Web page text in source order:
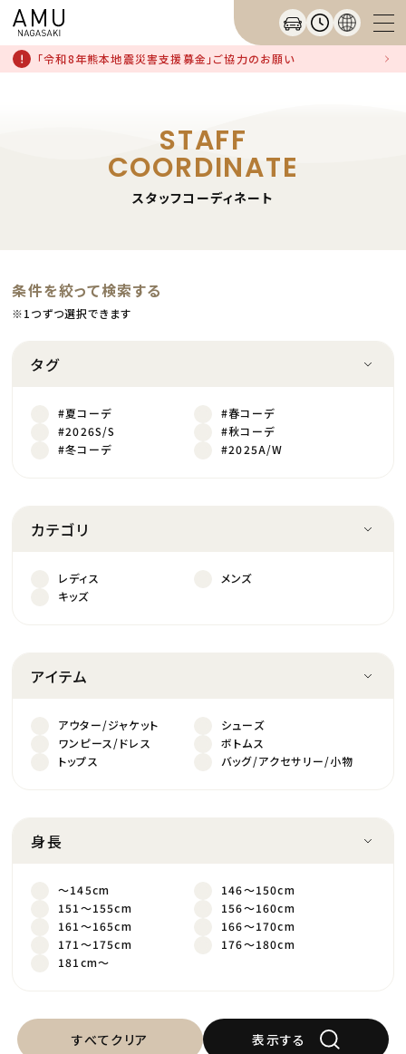
「令和8年熊本地震災害支援募金」ご協力のお願い
STAFF
COORDINATE
スタッフコーディネート
条件を絞って検索する
※1つずつ選択できます
タグ
#夏コーデ
#春コーデ
#2026S/S
#秋コーデ
#冬コーデ
#2025A/W
カテゴリ
レディス
メンズ
キッズ
アイテム
アウター/ジャケット
シューズ
ワンピース/ドレス
ボトムス
トップス
バッグ/アクセサリー/小物
身長
～145cm
146～150cm
151～155cm
156～160cm
161～165cm
166～170cm
171～175cm
176～180cm
181cm～
すべてクリア 表示する